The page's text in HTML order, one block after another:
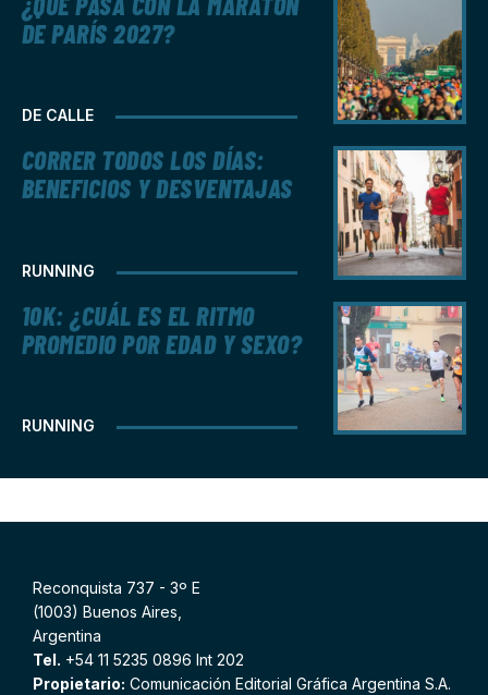
DE CALLE
DE PARÍS 2027?
RUNNING
CORRER TODOS LOS DÍAS:
BENEFICIOS Y DESVENTAJAS
RUNNING
10K: ¿CUÁL ES EL RITMO
PROMEDIO POR EDAD Y SEXO?
Reconquista 737 - 3º E
(1003) Buenos Aires,
Argentina
Tel. +54 11 5235 0896 Int 202
Propietario: Comunicación Editorial Gráfica Argentina S.A.